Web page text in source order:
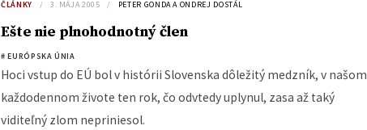
ČLÁNKY 3. MÁJA 2005 PETER GONDA A ONDREJ DOSTÁL
Ešte nie plnohodnotný člen
# EURÓPSKA ÚNIA
Hoci vstup do EÚ bol v histórii Slovenska dôležitý medzník, v našom
každodennom živote ten rok, čo odvtedy uplynul, zasa až taký
viditeľný zlom nepriniesol.